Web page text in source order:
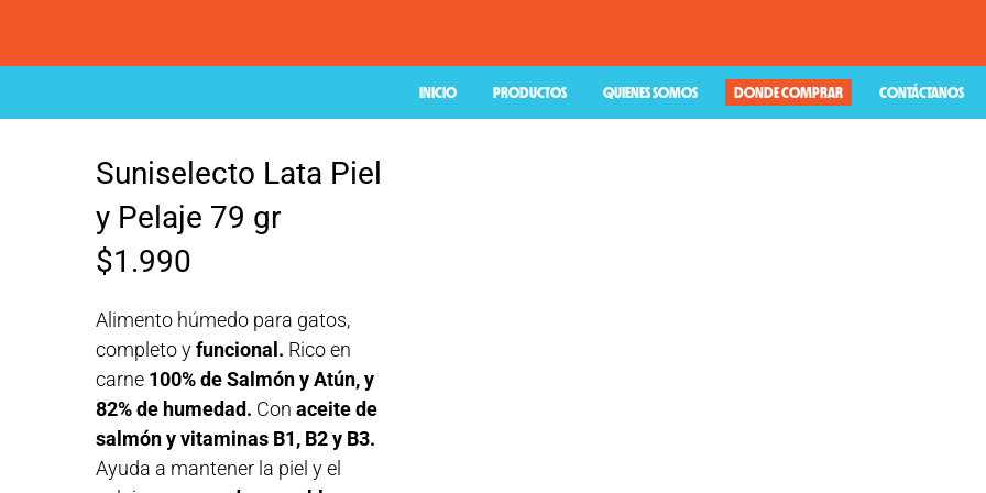
INICIO PRODUCTOS QUIENES SOMOS DONDE COMPRAR CONTÁCTANOS
Suniselecto Lata Piel
y Pelaje 79 gr
$1.990
Alimento húmedo para gatos,
completo yfuncional. Rico en
carne 100% de Salmón y Atún, y
82% de humedad. Con aceite de
salmón y vitaminas B1, B2 y B3.
Ayuda a mantener la piel y el